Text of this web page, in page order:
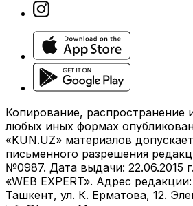
Копирование, распространение
любых иных формах
«KUN.UZ» материалов
письменного разрешения
№0987. Дата выдачи: 22.06.2015
«WEB EXPERT». Адрес
Ташкент, ул. К. Ерматова, 12.